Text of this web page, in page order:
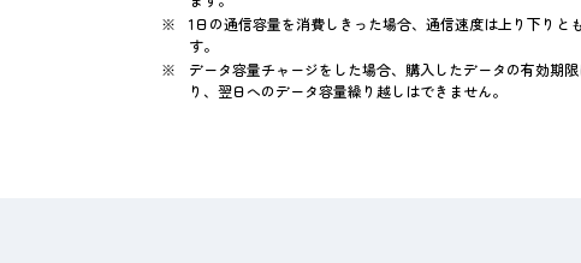
1日の通信容量を消費しきった場合、通信速度は上り下りと
す。
データ容量チャージをした場合、購入したデータの有効期
り、翌日へのデータ容量繰り越しはできません。